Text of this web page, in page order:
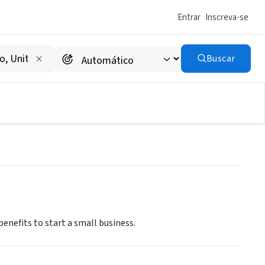
Entrar Inscreva-se
Buscar
to start a small business.